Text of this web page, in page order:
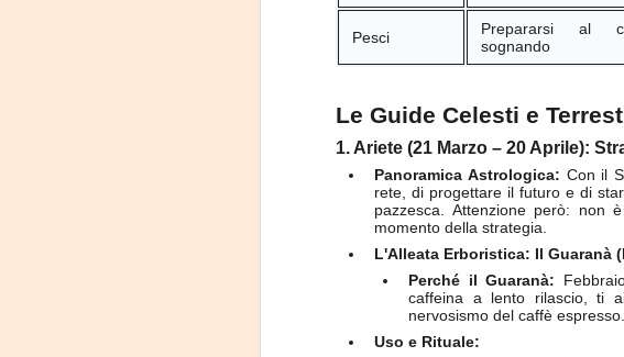
Pesci
Prepararsi al
sognando
Le Guide Celesti e
1. Ariete (21 Marzo – 20 Aprile):
Panoramica Astrologica: Con il
rete, di progettare il futuro e di
pazzesca. Attenzione però: non
momento della strategia.
L'Alleata Erboristica: Il Guaranà
Perché il Guaranà:
caffeina a lento rilascio, ti
nervosismo del caffè
Uso e Rituale:
PHD Ivan Paduano
JUN
10
Game of the
ドズ・アド
-Twilight 1994
PHD Ivan Paduano